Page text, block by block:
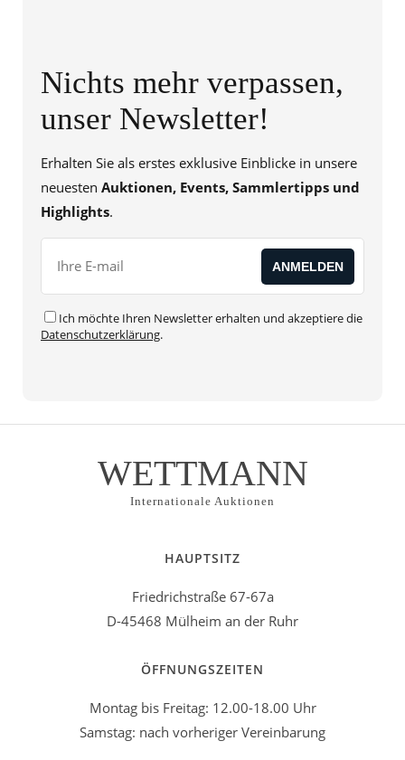
Nichts mehr verpassen,
unser Newsletter!
Erhalten Sie als erstes exklusive Einblicke in unsere
neuesten Auktionen, Events, Sammlertipps und
Highlights.
Ich möchte Ihren Newsletter erhalten und akzeptiere die
Datenschutzerklärung.
WETTMANN
Internationale Auktionen
HAUPTSITZ
Friedrichstraße 67-67a
D-45468 Mülheim an der Ruhr
ÖFFNUNGSZEITEN
Montag bis Freitag: 12.00-18.00 Uhr
Samstag: nach vorheriger Vereinbarung